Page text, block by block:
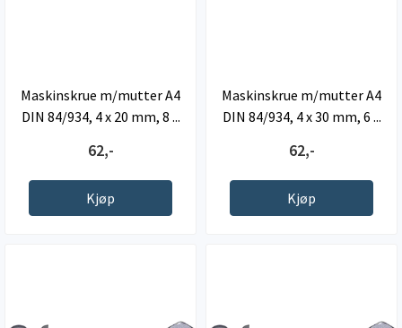
Maskinskrue m/mutter A4
DIN 84/934, 4 x 20 mm, 8 ...
62,-
Kjøp
Maskinskrue m/mutter A4
DIN 84/934, 4 x 30 mm, 6 ...
62,-
Kjøp